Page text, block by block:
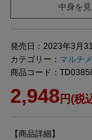
中身を
発売日：2023年3月
カテゴリー： マルチ
商品コード：
2,948円(税
【商品詳細】